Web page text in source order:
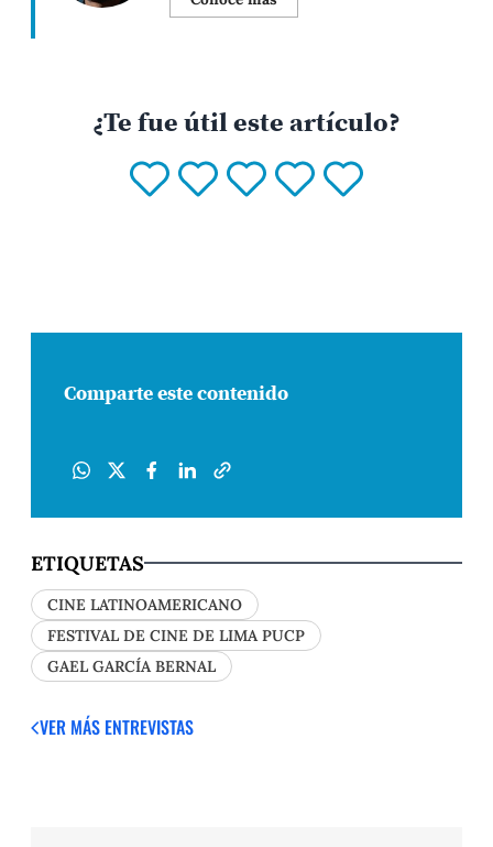
¿Te fue útil este artículo?
Comparte este contenido
ETIQUETAS
CINE LATINOAMERICANO
FESTIVAL DE CINE DE LIMA PUCP
GAEL GARCÍA BERNAL
VER MÁS ENTREVISTAS